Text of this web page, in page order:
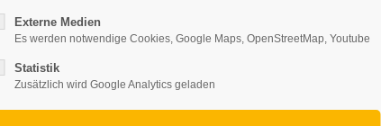
**
Externe Medien
Es werden notwendige Cookies, Google Maps, OpenStreetMap, Youtube
Statistik
Zusätzlich wird Google Analytics geladen